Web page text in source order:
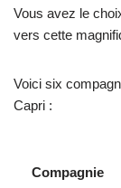
Vous avez le
vers cette
Voici six
Capri :
Compagnie